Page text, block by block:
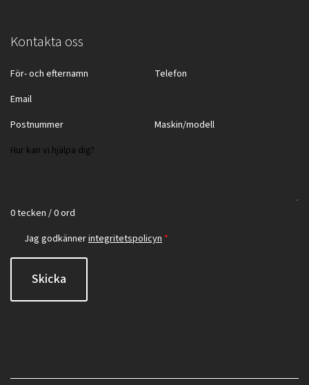
Kontakta oss
0 tecken / 0 ord
Jag godkännerintegritetspolicyn *
Skicka